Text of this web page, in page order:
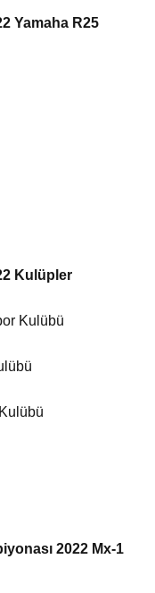
Yamaha R25
Kulüpler
Kulübü
2022 Mx-1